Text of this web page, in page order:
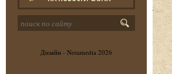
Дизайн - Notamedia 2026